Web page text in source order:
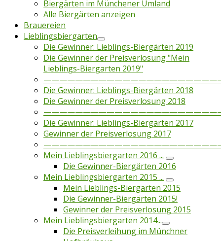
Biergärten im Münchener Umland
Alle Biergärten anzeigen
Brauereien
Lieblingsbiergarten
Die Gewinner: Lieblings-Biergärten 2019
Die Gewinner der Preisverlosung "Mein
Lieblings-Biergarten 2019"
Die Gewinner: Lieblings-Biergärten 2018
Die Gewinner der Preisverlosung 2018
Die Gewinner: Lieblings-Biergärten 2017
Gewinner der Preisverlosung 2017
Mein Lieblingsbiergarten 2016 ...
Die Gewinner-Biergärten 2016
Mein Lieblingsbiergarten 2015 ...
Mein Lieblings-Biergarten 2015
Die Gewinner-Biergärten 2015!
Gewinner der Preisverlosung 2015
Mein Lieblingsbiergarten 2014...
Die Preisverleihung im Münchner